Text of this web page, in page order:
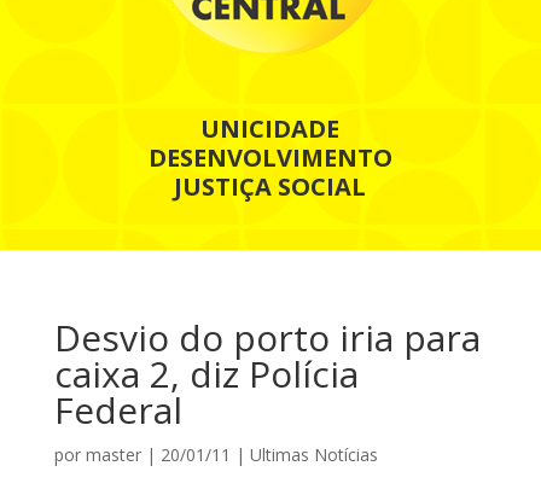
UNICIDADE
DESENVOLVIMENTO
JUSTIÇA SOCIAL
Desvio do porto iria para
caixa 2, diz Polícia
Federal
por master| 20/01/11 | Ultimas Notícias